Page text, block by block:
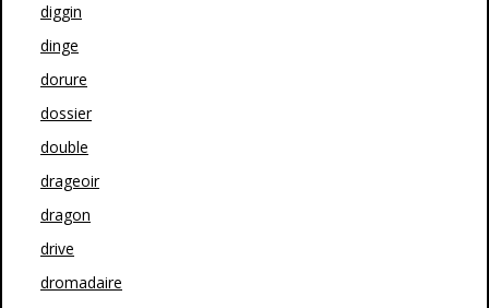
diggin
dinge
dorure
dossier
double
drageoir
dragon
drive
dromadaire